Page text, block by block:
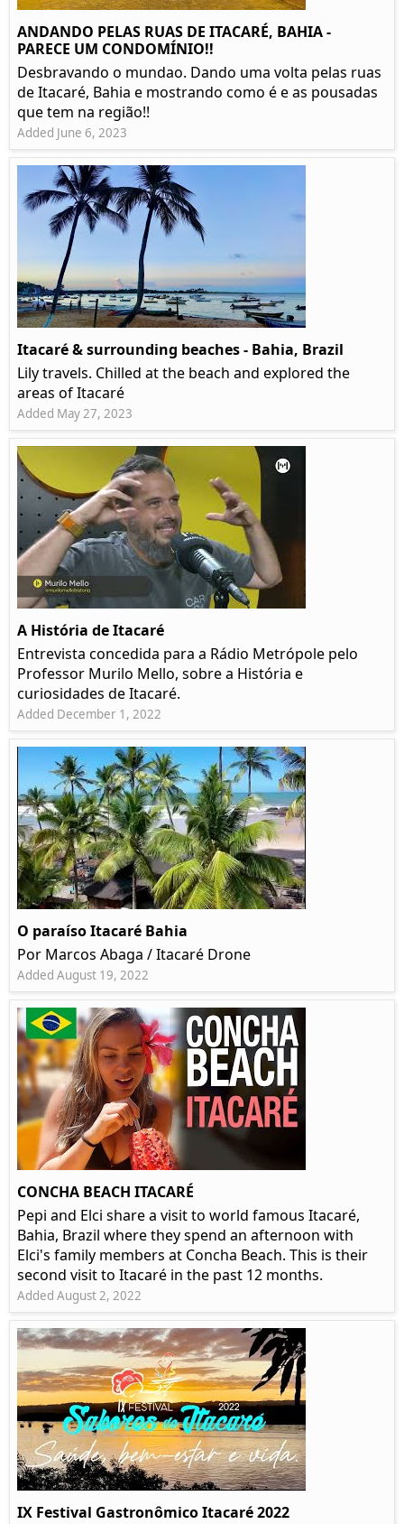
ANDANDO PELAS RUAS DE ITACARÉ, BAHIA -
PARECE UM CONDOMÍNIO!!
Desbravando o mundao. Dando uma volta pelas ruas
de Itacaré, Bahia e mostrando como é e as pousadas
que tem na região!!
Added June 6, 2023
Itacaré & surrounding beaches - Bahia, Brazil
Lily travels. Chilled at the beach and explored the
areas of Itacaré
Added May 27, 2023
A História de Itacaré
Entrevista concedida para a Rádio Metrópole pelo
Professor Murilo Mello, sobre a História e
curiosidades de Itacaré.
Added December 1, 2022
O paraíso Itacaré Bahia
Por Marcos Abaga / Itacaré Drone
Added August 19, 2022
CONCHA BEACH ITACARÉ
Pepi and Elci share a visit to world famous Itacaré,
Bahia, Brazil where they spend an afternoon with
Elci's family members at Concha Beach. This is their
second visit to Itacaré in the past 12 months.
Added August 2, 2022
IX Festival Gastronômico Itacaré 2022